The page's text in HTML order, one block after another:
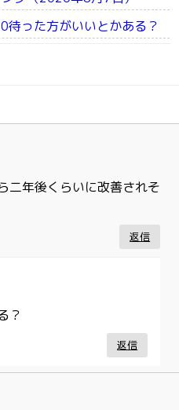
待った方がいいとかある？
二年後くらいに改善されそ
返信
？
返信